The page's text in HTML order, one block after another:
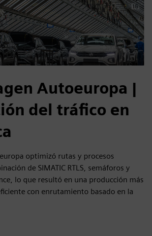
Autoeuropa |
del tráfico en
optimizó rutas y procesos
de SIMATIC RTLS, semáforos y
lo que resultó en una producción más
con enrutamiento basado en la